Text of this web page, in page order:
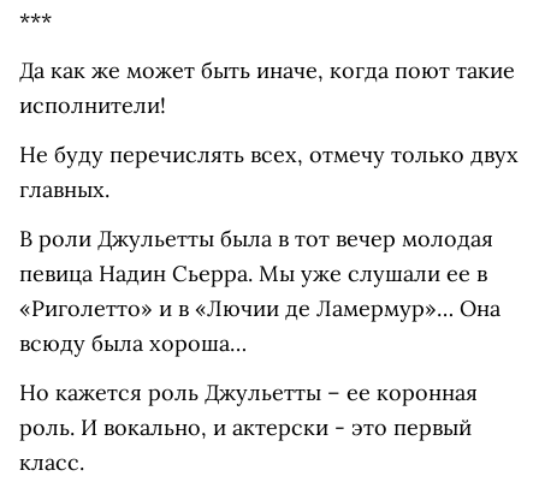
***
Да как же может быть иначе, когда поют такие
исполнители!
Не буду перечислять всех, отмечу только двух
главных.
В роли Джульетты была в тот вечер молодая
певица Надин Сьерра. Мы уже слушали ее в
«Риголетто» и в «Лючии де Ламермур»… Она
всюду была хороша…
Но кажется роль Джульетты – ее коронная
роль. И вокально, и актерски - это первый
класс.